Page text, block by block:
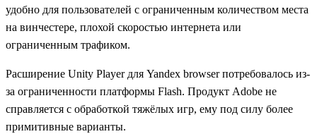
удобно для пользователей с ограниченным количеством места
на винчестере, плохой скоростью интернета или
ограниченным трафиком.
Расширение Unity Player для Yandex browser потребовалось из-
за ограниченности платформы Flash. Продукт Adobe не
справляется с обработкой тяжёлых игр, ему под силу более
примитивные варианты.